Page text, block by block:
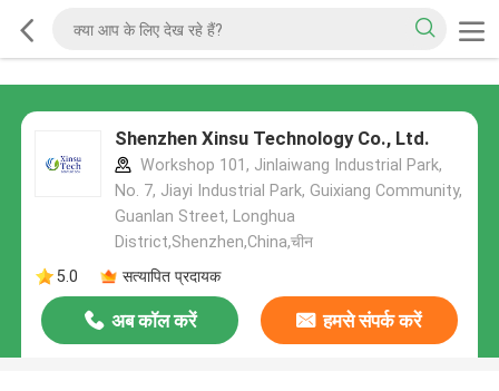
Shenzhen Xinsu Technology Co., Ltd.
Workshop 101, Jinlaiwang Industrial Park,
No. 7, Jiayi Industrial Park, Guixiang Community,
Guanlan Street, Longhua
District,Shenzhen,China,चीन
5.0
सत्यापित प्रदायक
अब कॉल करें हमसे संपर्क करें